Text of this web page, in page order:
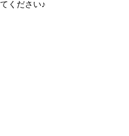
ください♪